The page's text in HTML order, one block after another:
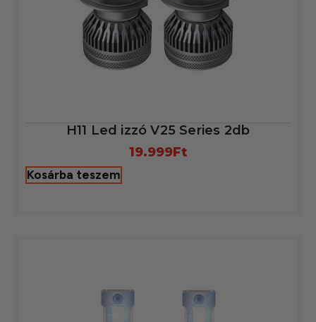
H11 Led izzó V25 Series 2db
19.999Ft
Kosárba teszem